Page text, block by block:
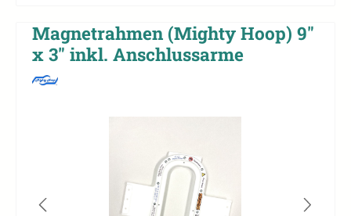
Magnetrahmen (Mighty Hoop) 9"
x 3" inkl. Anschlussarme